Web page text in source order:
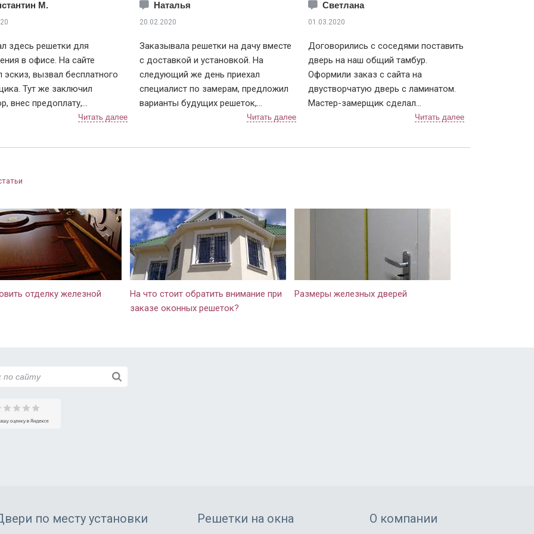
М.
здесь решетки для
в офисе. На сайте
эскиз, вызвал бесплатного
Тут же заключил
внес предоплату,
через неделю.
дату и время монтажа. В
выгрузили решетки (4 шт.),
равномерно, без
По всем выполненным
претензий не имею.
организация, с ценами
не обманывают, могу смело
Наталья
20.02.2020
Заказывала решетки на дачу вместе
с доставкой и установкой. На
следующий же день приехал
специалист по замерам, предложил
варианты будущих решеток,
объяснил нюансы и помог выбрать
не подвели, приехали в точное время
дверь в квартире, буду к вам
обращаться!
Светлана
01.03.2020
Договорились с соседями поставить
дверь на наш общий тамбур.
Оформили заказ с сайта на
двустворчатую дверь с ламинатом.
Мастер-замерщик сделал
предварительные подсчеты, с ним
изготавливали чуть больше недели, с
тамбур привели в порядок.
Компанию я рекомендую, тут можно
найти хорошие двери, даже в
"бюджетном" сегменте.
отделку железной
На что стоит обратить внимание при
заказе оконных решеток?
Размеры железных дверей
по месту установки Решетки на окна О компании